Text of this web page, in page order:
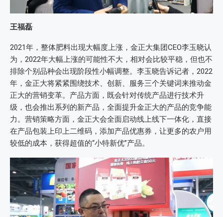
王福磊
2021年，整体肥料出现大幅度上涨，金正大集团CEO李玉晓认
为，2022年大幅上涨的可能性不大，相对会比较平稳，但也不
排除个别品种会出现阶段性小幅调整。李玉晓告诉记者，2022
年，金正大将紧紧围绕技术、创新、服务三个关键词来推动金
正大的营销变革。产品方面，既会针对传统产品进行技术升
级，也会推出系列的新产品，全面提升金正大的产品的竞争能
力。营销策略方面，金正大会全面启动线上线下一体化，直接
在产品包装上印上二维码，添加产品优惠券，让更多的农户用
较低的成本，获得超值的“小特新优”产品。